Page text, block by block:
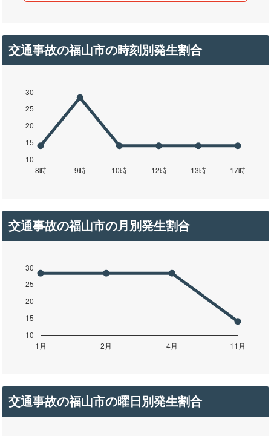
交通事故の福山市の時刻別発生割合
交通事故の福山市の月別発生割合
交通事故の福山市の曜日別発生割合